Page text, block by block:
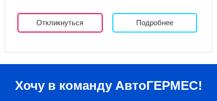
Откликнуться Подробнее
Хочу в команду АвтоГЕРМЕС!